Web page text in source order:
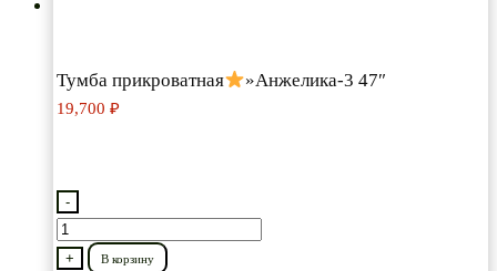
Тумба прикроватная »Анжелика-3 47″
19,700 ₽
-
Количество
товара
+ В корзину